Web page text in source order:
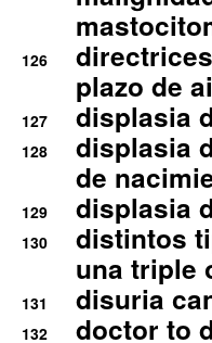
126
plazo de
127 displasia
128
displasia
de
129 displasia
130
distintos
una triple
131 disuria
132
doctor to